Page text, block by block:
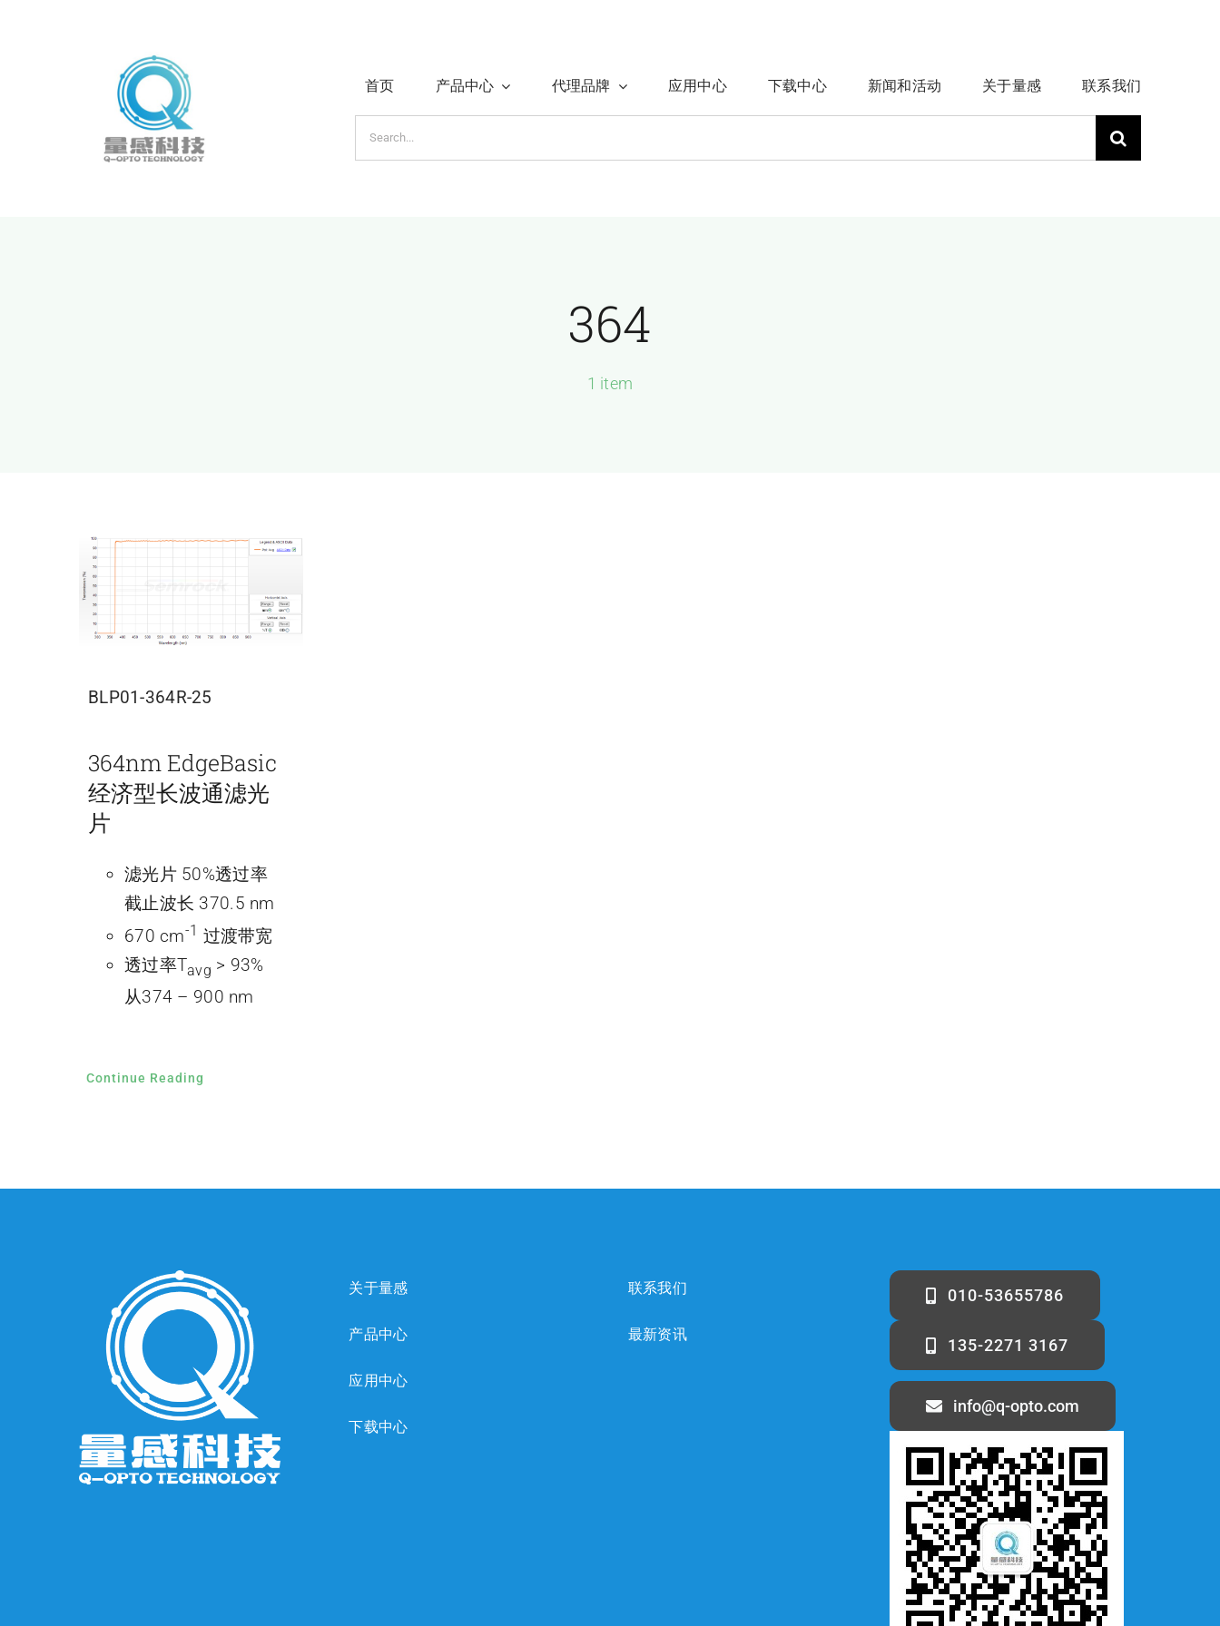
首页 产品中心 代理品牌 应用中心 下载中心 新闻和活动 关于量感 联系我们
索：
364
1 item
BLP01-364R-25
364nm EdgeBasic
经济型长波通滤光
片
滤光片 50%透过率
截止波长 370.5 nm
670 cm-1 过渡带宽
透过率Tavg > 93%
从374 – 900 nm
Continue Reading
关于量感
产品中心
应用中心
下载中心
联系我们
最新资讯
010-53655786
135-2271 3167
info@q-opto.com